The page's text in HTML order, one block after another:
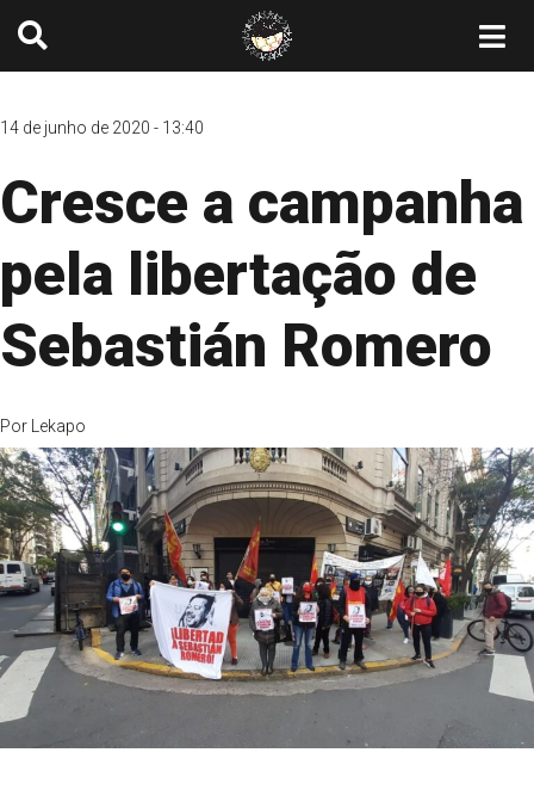
14 de junho de 2020 - 13:40
Cresce a campanha
pela libertação de
Sebastián Romero
Por Lekapo